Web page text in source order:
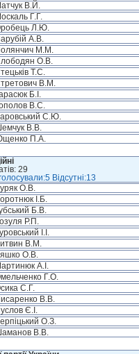
В.Й.
Г.Г.
Л.Ю.
А.В.
М.М.
О.В.
Т.С.
В.М.
Б.І.
В.С.
С.Ю.
В.В.
П.А.
29
Відсутні:13
О.В.
І.Б.
Б.В.
Р.П.
І.І.
В.М.
О.В.
А.І.
Г.О.
С.Г.
В.В.
Є.І.
О.З.
В.В.